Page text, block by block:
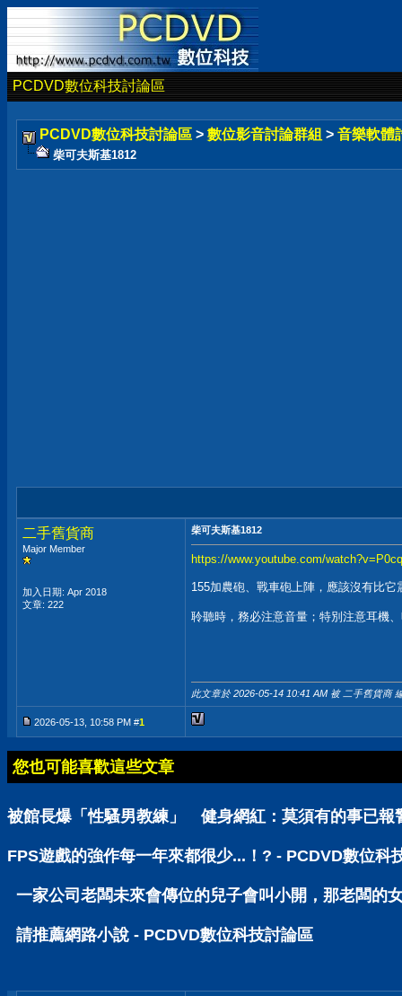
PCDVD數位科技討論區
PCDVD數位科技討論區 > 數位影音討論群組 > 音樂軟體
柴可夫斯基1812
二手舊貨商
Major Member
加入日期: Apr 2018
文章: 222
柴可夫斯基1812
https://www.youtube.com/
155加農砲、戰車砲上陣，應該沒有比它
聆聽時，務必注意音量；特別注意耳機
此文章於 2026-05-14 10:41 AM 被 二手舊貨商
2026-05-13, 10:58 PM #1
您也可能喜歡這些文章
被館長爆「性騷男教練」 健身網紅：莫須有的事已報
FPS遊戲的強作每一年來都很少...！? - PCDVD數位科
一家公司老闆未來會傳位的兒子會叫小開，那老闆的
請推薦網路小說 - PCDVD數位科技討論區